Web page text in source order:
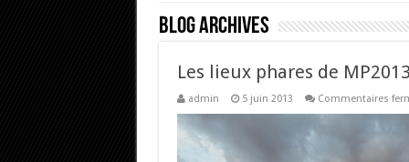
Blog Archives
Les lieux phares de MP2013
admin 5 juin 2013 Commentaires